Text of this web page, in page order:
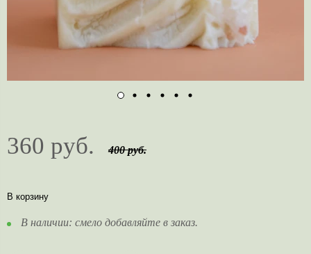
360 руб. 400 руб.
В корзину
В наличии: смело добавляйте в заказ.